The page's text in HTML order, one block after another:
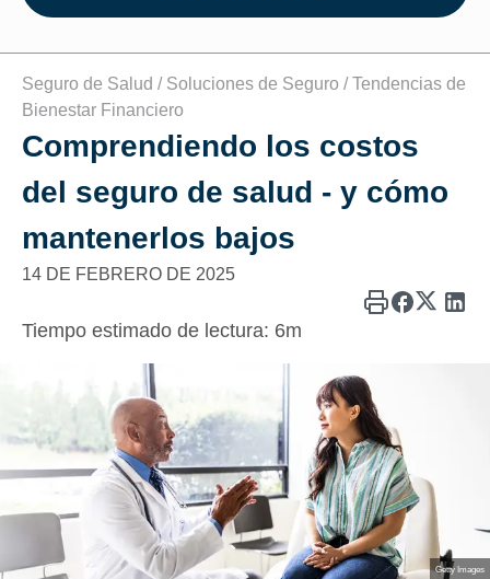
Seguro de Salud / Soluciones de Seguro /Tendencias de
Bienestar Financiero
Comprendiendo los costos
del seguro de salud ‑ y cómo
mantenerlos bajos
14 DE FEBRERO DE 2025
Tiempo estimado de lectura: 6m
Getty Images